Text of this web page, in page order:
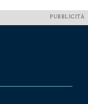
PUBBLICITÀ